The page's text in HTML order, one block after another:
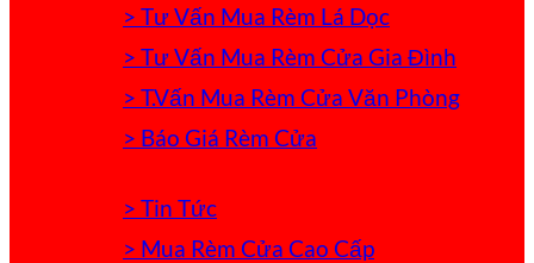
> Tư Vấn Mua Rèm Lá Dọc
> Tư Vấn Mua Rèm Cửa Gia Đình
> T.Vấn Mua Rèm Cửa Văn Phòng
> Báo Giá Rèm Cửa
> Tin Tức
> Mua Rèm Cửa Cao Cấp